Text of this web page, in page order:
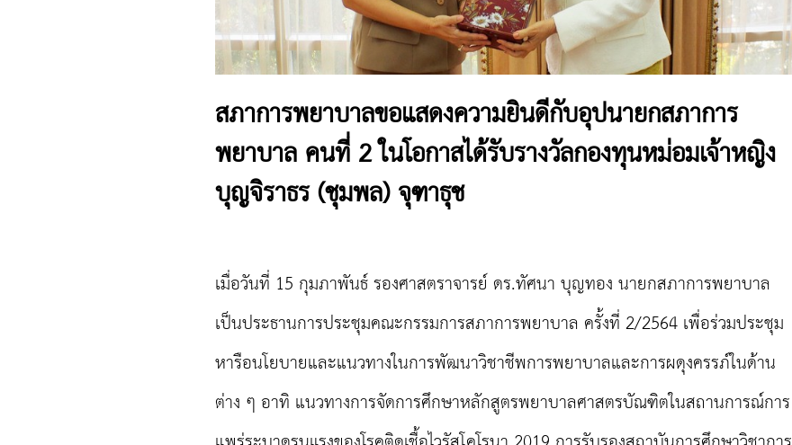
สภาการพยาบาลขอแสดงความยินดีกับอุปนายกสภาการ
พยาบาล คนที่ 2 ในโอกาสได้รับรางวัลกองทุนหม่อมเจ้าหญิง
บุญจิราธร (ชุมพล) จุฑาธุช
เมื่อวันที่ 15 กุมภาพันธ์ รองศาสตราจารย์ ดร.ทัศนา บุญทอง นายกสภาการพยาบาล
เป็นประธานการประชุมคณะกรรมการสภาการพยาบาล ครั้งที่ 2/2564 เพื่อร่วมประชุม
หารือนโยบายและแนวทางในการพัฒนาวิชาชีพการพยาบาลและการผดุงครรภ์ในด้าน
ต่าง ๆ อาทิ แนวทางการจัดการศึกษาหลักสูตรพยาบาลศาสตรบัณฑิตในสถานการณ์การ